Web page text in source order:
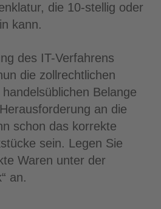
die 10-stellig oder
kann.
des IT-Verfahrens
die zollrechtlichen
Belange
an die
schon das korrekte
sein. Legen Sie
Waren unter der
an.